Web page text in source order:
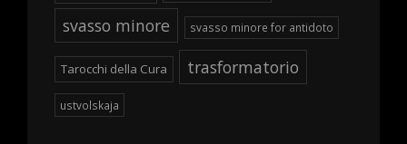
svasso minore svasso minore for antidoto
Tarocchi della Cura trasformatorio
ustvolskaja